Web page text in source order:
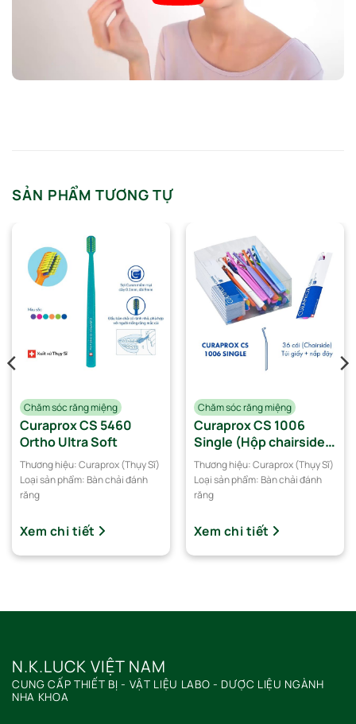
SẢN PHẨM TƯƠNG TỰ
Chăm sóc răng miệng
Curaprox CS 5460
Ortho Ultra Soft
Thương hiệu:Curaprox (Thụy Sĩ)
Loại sản phẩm: Bàn chải đánh
răng
Xem chi tiết
Chăm sóc răng miệng
Curaprox CS 1006
Single (Hộp chairside
36 cây)
Thương hiệu:Curaprox (Thụy Sĩ)
Loại sản phẩm: Bàn chải đánh
răng
Xem chi tiết
N.K.LUCK VIỆT NAM
CUNG CẤP THIẾT BỊ - VẬT LIỆU LABO - DƯỢC LIỆU NGÀNH
NHA KHOA